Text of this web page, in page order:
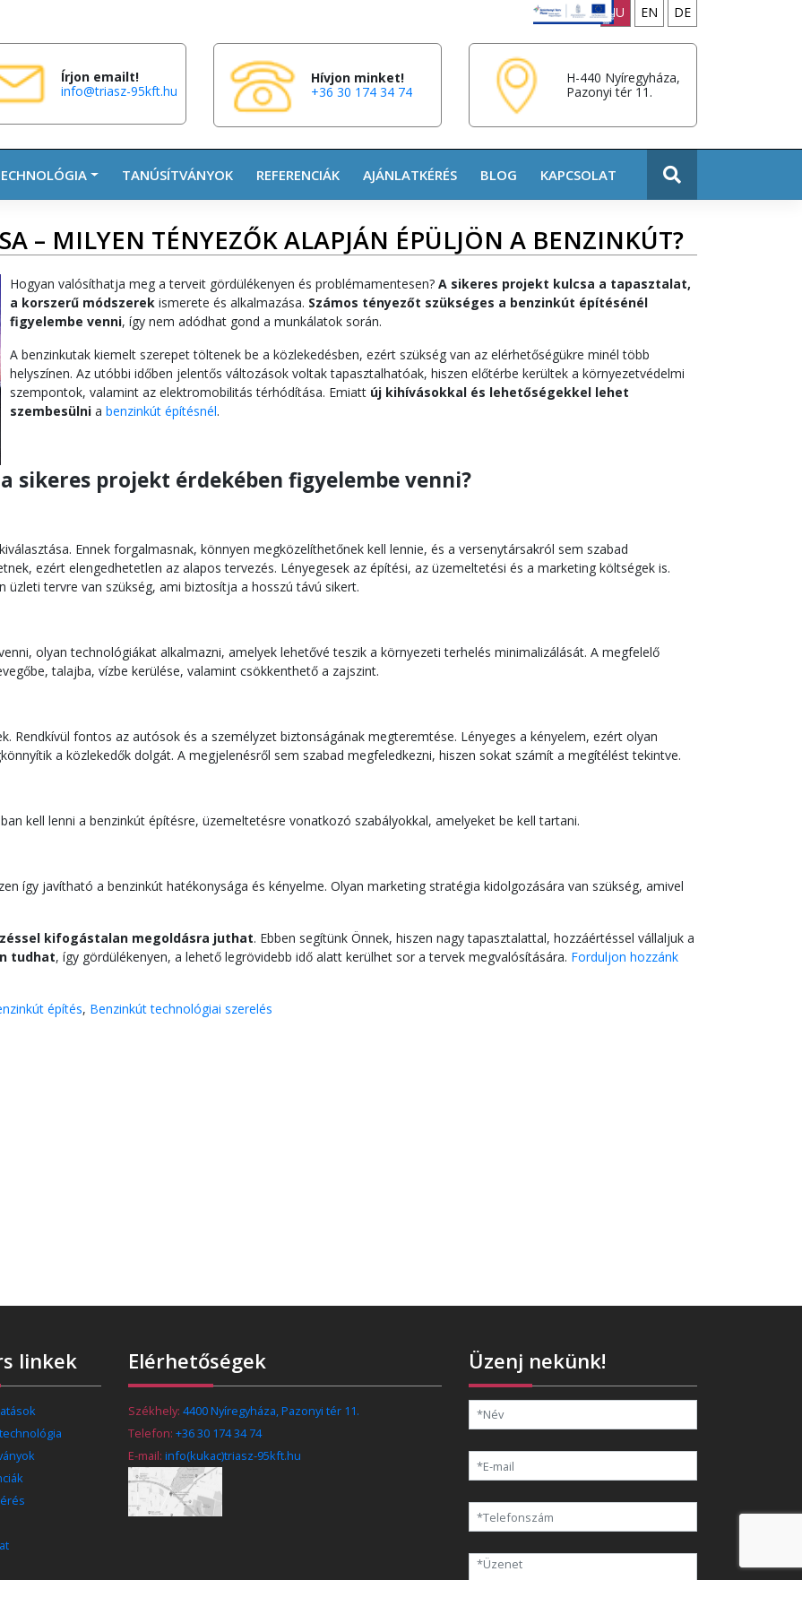
HU EN DE
Írjon emailt!
info@triasz-95kft.hu
Hívjon minket!
+36 30 174 34 74
H-440 Nyíregyháza,
Pazonyi tér 11.
TANÚSÍTVÁNYOK REFERENCIÁK AJÁNLATKÉRÉS BLOG KAPCSOLAT
– MILYEN TÉNYEZŐK ALAPJÁN ÉPÜLJÖN A BENZINKÚT?
Hogyan valósíthatja meg a terveit gördülékenyen és problémamentesen? A sikeres projekt kulcsa a tapasztalat,
a korszerű módszerek ismerete és alkalmazása. Számos tényezőt szükséges a benzinkút építésénél
figyelembe venni, így nem adódhat gond a munkálatok során.
A benzinkutak kiemelt szerepet töltenek be a közlekedésben, ezért szükség van az elérhetőségükre minél több
helyszínen. Az utóbbi időben jelentős változások voltak tapasztalhatóak, hiszen előtérbe kerültek a környezetvédelmi
szempontok, valamint az elektromobilitás térhódítása. Emiatt új kihívásokkal és lehetőségekkel lehet
szembesülni a benzinkút építésnél.
sikeres projekt érdekében figyelembe venni?
Ennek forgalmasnak, könnyen megközelíthetőnek kell lennie, és a versenytársakról sem szabad
ezért elengedhetetlen az alapos tervezés. Lényegesek az építési, az üzemeltetési és a marketing költségek is.
tervre van szükség, ami biztosítja a hosszú távú sikert.
olyan technológiákat alkalmazni, amelyek lehetővé teszik a környezeti terhelés minimalizálását. A megfelelő
talajba, vízbe kerülése, valamint csökkenthető a zajszint.
Rendkívül fontos az autósok és a személyzet biztonságának megteremtése. Lényeges a kényelem, ezért olyan
a közlekedők dolgát. A megjelenésről sem szabad megfeledkezni, hiszen sokat számít a megítélést tekintve.
kell lenni a benzinkút építésre, üzemeltetésre vonatkozó szabályokkal, amelyeket be kell tartani.
így javítható a benzinkút hatékonysága és kényelme. Olyan marketing stratégia kidolgozására van szükség, amivel
kifogástalan megoldásra juthat. Ebben segítünk Önnek, hiszen nagy tapasztalattal, hozzáértéssel vállaljuk a
tudhat, így gördülékenyen, a lehető legrövidebb idő alatt kerülhet sor a tervek megvalósítására. Forduljon hozzánk
építés, Benzinkút technológiai szerelés
linkek Elérhetőségek
Székhely: 4400 Nyíregyháza, Pazonyi tér 11.
Telefon: +36 30 174 34 74
E-mail: info(kukac)triasz-95kft.hu
Üzenj nekünk!